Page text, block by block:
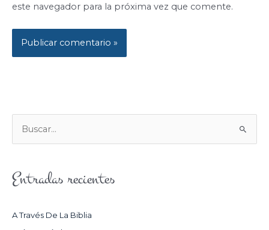
este navegador para la próxima vez que comente.
U
C
Entradas recientes
A Través De La Biblia